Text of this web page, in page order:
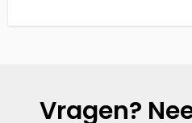
Vragen?